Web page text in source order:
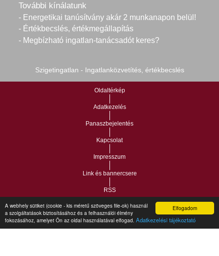
Elfogadom
A webhely sütiket (cookie - kis méretű szöveges file-ok) használ
a szolgáltatások biztosításához és a felhasználói élmény
fokozásához, amelyet Ön az oldal használatával elfogad. Adatkezelési tájékoztató
További kínálatunk
- Energetikai tanúsítvány akár 2 munkanapon belül!
- Értékbecslés, értékmegállapítás
- Megbízható ingatlan-tanácsadót keres?
Szigetingatlan - Ingatlanközvetítés, értékbecslés
Oldaltérkép
Adatkezelés
Panaszbejelentés
Kapcsolat
Impresszum
Link és bannercsere
RSS
Copyright © 2021.Vár-Köz Kft. - Ingatlan nyilvántartó, ügyviteli és
adminisztrációs szoftver